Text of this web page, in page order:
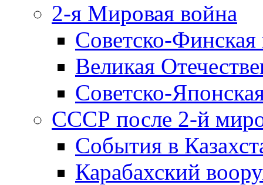
2-я Мировая война
Советско-
Великая
Советско-
СССР после 2-й
События в
Карабахский